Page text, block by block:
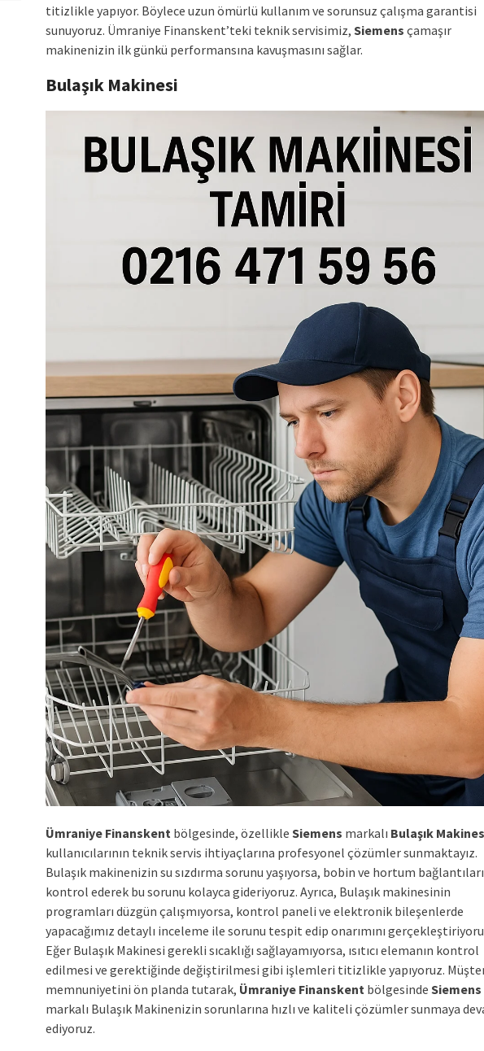
titizlikle yapıyor. Böylece uzun ömürlü kullanım ve sorunsuz çalışma garantisi
sunuyoruz. Ümraniye Finanskent’teki teknik servisimiz, Siemens çamaşır
makinenizin ilk günkü performansına kavuşmasını sağlar.
Bulaşık Makinesi
Ümraniye Finanskent bölgesinde, özellikle Siemens markalı Bulaşık
kullanıcılarının teknik servis ihtiyaçlarına profesyonel çözümler sunmaktayız.
Bulaşık makinenizin su sızdırma sorunu yaşıyorsa, bobin ve hortum
kontrol ederek bu sorunu kolayca gideriyoruz. Ayrıca, Bulaşık makinesinin
programları düzgün çalışmıyorsa, kontrol paneli ve elektronik bileşenlerde
yapacağımız detaylı inceleme ile sorunu tespit edip onarımını
Eğer Bulaşık Makinesi gerekli sıcaklığı sağlayamıyorsa, ısıtıcı elemanın kontrol
edilmesi ve gerektiğinde değiştirilmesi gibi işlemleri titizlikle yapıyoruz.
memnuniyetini ön planda tutarak, Ümraniye Finanskent bölgesinde Siemens
markalı Bulaşık Makinenizin sorunlarına hızlı ve kaliteli çözümler sunmaya
ediyoruz.